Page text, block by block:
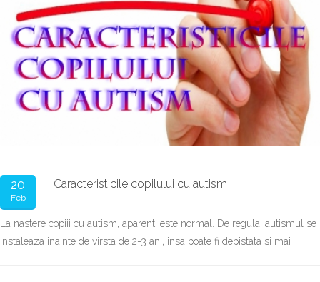
20
Feb
Caracteristicile copilului cu autism
La nastere copiii cu autism, aparent, este normal. De regula, autismul se
instaleaza inainte de virsta de 2-3 ani, insa poate fi depistata si mai